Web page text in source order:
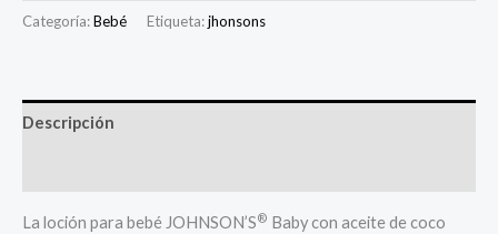
Categoría:Bebé Etiqueta:jhonsons
Descripción
La loción para bebé JOHNSON’S® Baby con aceite de coco